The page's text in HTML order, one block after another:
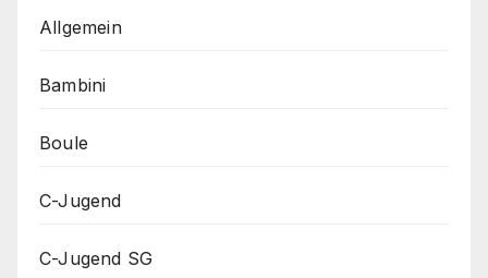
Allgemein
Bambini
Boule
C-Jugend
C-Jugend SG